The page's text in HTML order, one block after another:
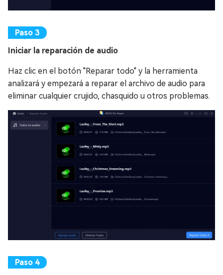
Iniciar la reparación de audio
Haz clic en el botón "Reparar todo" y la herramienta
analizará y empezará a reparar el archivo de audio para
eliminar cualquier crujido, chasquido u otros problemas.